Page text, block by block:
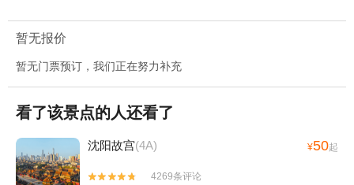
暂无报价
暂无门票预订，我们正在努力补充
看了该景点的人还看了
沈阳故宫(4A) ¥50起


4269条评论